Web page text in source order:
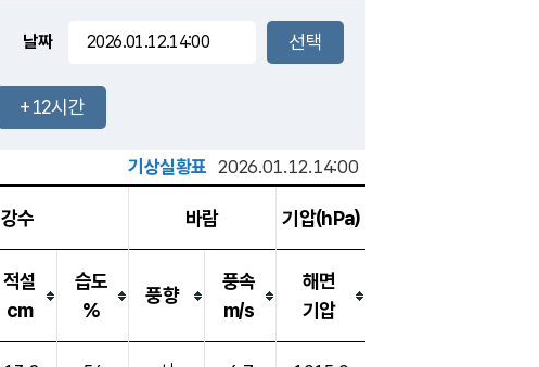
-mm
장호원
날짜
+12시간
기상실황표 2026.01.12.14:00
강수 바람 기압(hPa)
적설
cm
습도
%
풍향
풍속
m/s
해면
기압